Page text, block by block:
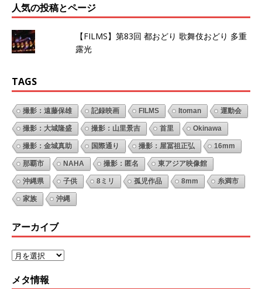
人気の投稿とページ
【FILMS】第83回 都おどり 歌舞伎おどり 多重
露光
TAGS
撮影：遠藤保雄 記録映画 FILMS Itoman 運動会
撮影：大城隆盛 撮影：山里景吉 首里 Okinawa
撮影：金城真助 国際通り 撮影：屋冨祖正弘 16mm
那覇市 NAHA 撮影：匿名 東アジア映像館
沖縄県 子供 8ミリ 孤児作品 8mm 糸満市
家族 沖縄
アーカイブ
メタ情報